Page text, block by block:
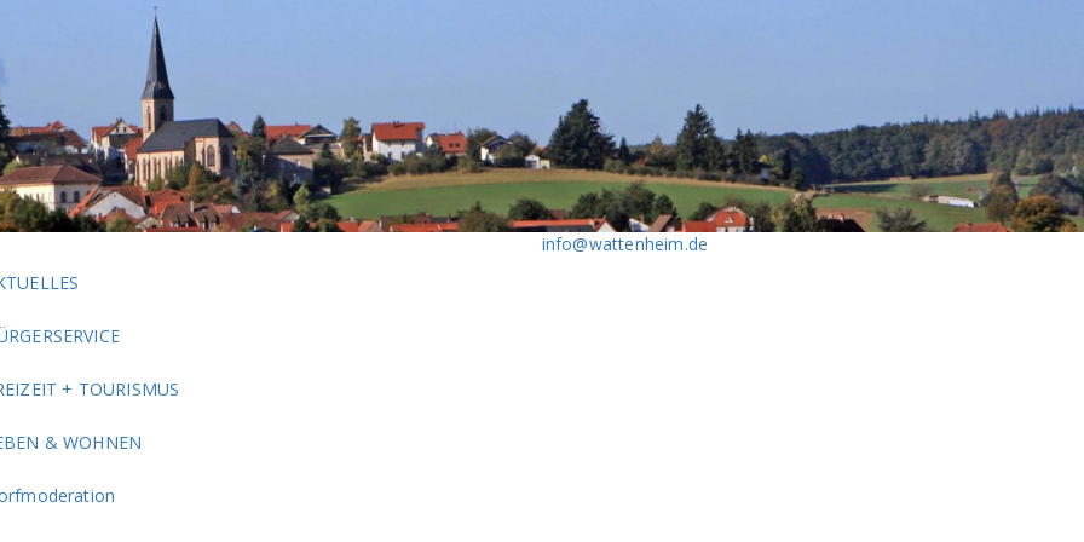
info@wattenheim.de
+ TOURISMUS
& WOHNEN